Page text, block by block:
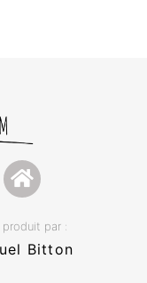
par :
Bitton